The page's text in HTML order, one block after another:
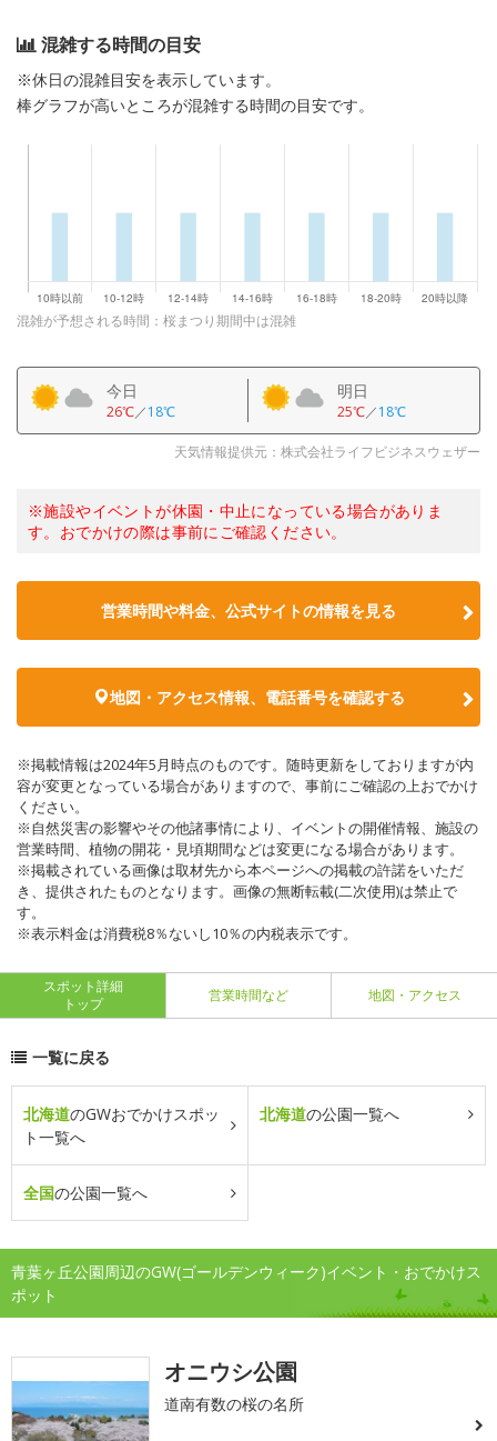
混雑する時間の目安
※休日の混雑目安を表示しています。
棒グラフが高いところが混雑する時間の目安です。
混雑が予想される時間：桜まつり期間中は混雑
今日
26℃／18℃
明日
25℃／18℃
天気情報提供元：株式会社ライフビジネスウェザー
※施設やイベントが休園・中止になっている場合がありま
す。おでかけの際は事前にご確認ください。
営業時間や料金、公式サイトの情報を見る
地図・アクセス情報、電話番号を確認する
※掲載情報は2024年5月時点のものです。随時更新をしておりますが内
容が変更となっている場合がありますので、事前にご確認の上おでかけ
ください。
※自然災害の影響やその他諸事情により、イベントの開催情報、施設の
営業時間、植物の開花・見頃期間などは変更になる場合があります。
※掲載されている画像は取材先から本ページへの掲載の許諾をいただ
き、提供されたものとなります。画像の無断転載(二次使用)は禁止で
す。
※表示料金は消費税8％ないし10％の内税表示です。
スポット詳細
トップ
営業時間など 地図・アクセス
一覧に戻る
北海道のGWおでかけスポッ
ト一覧へ
北海道の公園一覧へ
全国の公園一覧へ
青葉ヶ丘公園周辺のGW(ゴールデンウィーク)イベント・おでかけス
ポット
オニウシ公園
道南有数の桜の名所